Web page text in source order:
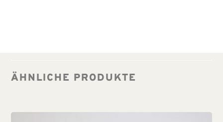
ÄHNLICHE PRODUKTE